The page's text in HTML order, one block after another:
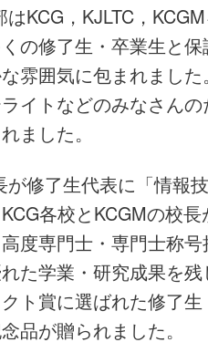
KCG，KJLTC，
の修了生・卒業生と
雰囲気に包まれまし
イトなどのみなさん
ました。
が修了生代表に「情報
各校とKCGMの校
度専門士・専門士称
た学業・研究成果を
ト賞に選ばれた修了
品が贈られました。